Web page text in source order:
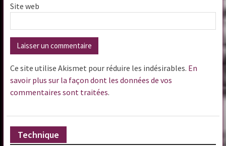
Site web
Ce site utilise Akismet pour réduire les indésirables. En
savoir plus sur la façon dont les données de vos
commentaires sont traitées.
Technique